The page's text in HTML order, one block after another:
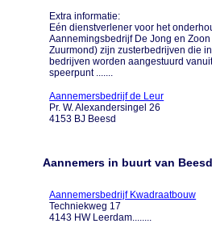
Extra informatie:
Eén dienstverlener voor het
Aannemingsbedrijf De Jong en
Zuurmond) zijn zusterbedrijven die
bedrijven worden aangestuurd
speerpunt .......
Aannemersbedrijf de Leur
Pr. W. Alexandersingel 26
4153 BJ Beesd
Aannemers in buurt van Beesd
Aannemersbedrijf Kwadraatbouw
Techniekweg 17
4143 HW Leerdam........